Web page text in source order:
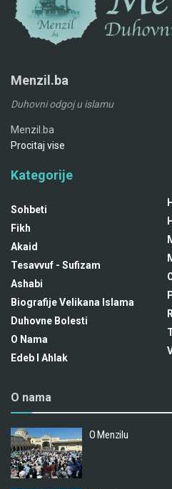
Menzil.ba
Duhovni odgoj u islamu
Menzil.ba
Procitaj vise
Kategorije
Sohbeti
Fikh
Akaid
Tesavvuf - Sufizam
Ashabi
Biografije Velikana Islama
Duhovne Bolesti
O Nama
Edeb I Ahlak
O nama
O Menzilu